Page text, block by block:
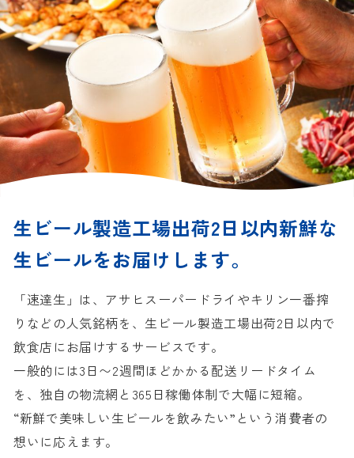
生ビール製造工場出荷2日以内新鮮な
生ビールをお届けします。
「速達生」は、アサヒスーパードライやキリン一番搾
りなどの人気銘柄を、生ビール製造工場出荷2日以内で
飲食店にお届けするサービスです。
一般的には3日〜2週間ほどかかる配送リードタイム
を、独自の物流網と365日稼働体制で大幅に短縮。
“新鮮で美味しい生ビールを飲みたい”という消費者の
想いに応えます。